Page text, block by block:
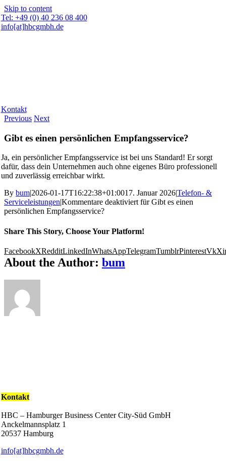
Skip to content
Tel: +49 (0) 40 236 08 400
info[at]hbcgmbh.de
Kontakt
Previous Next
Gibt es einen persönlichen Empfangsservice?
Ja, ein persönlicher Empfangsservice ist bei uns Standard! Er sorgt
dafür, dass dein Unternehmen auch ohne eigenes Büro professionell
und zuverlässig erreichbar wirkt.
By bum|2026-01-17T16:22:38+01:0017. Januar 2026|Telefon- &
Serviceleistungen|Kommentare deaktiviertfür Gibt es einen
persönlichen Empfangsservice?
Share This Story, Choose Your Platform!
FacebookXRedditLinkedInWhatsAppTelegramTumblrPinterestVk
About the Author: bum
Kontakt
HBC – Hamburger Business Center City-Süd GmbH
Anckelmannsplatz 1
20537 Hamburg
info[at]hbcgmbh.de